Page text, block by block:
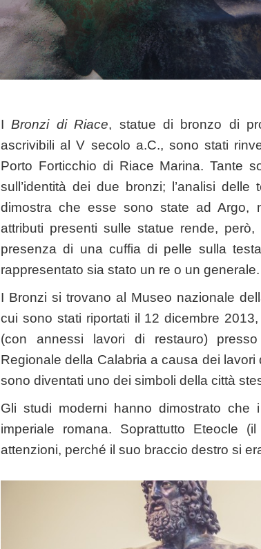
IBronzi di Riace, statue di bronzo di
ascrivibili al V secolo a.C., sono stati
Porto Forticchio di Riace Marina. Tante
sull’identità dei due bronzi; l’analisi
dimostra che esse sono state ad Argo,
attributi presenti sulle statue rende,
presenza di una cuffia di pelle sulla
rappresentato sia stato un re o un generale.
I Bronzi si trovano al Museo nazionale
cui sono stati riportati il 12 dicembre
(con annessi lavori di restauro)
Regionale della Calabria a causa dei
sono diventati uno dei simboli della città
Gli studi moderni hanno dimostrato
imperiale romana. Soprattutto Eteocle
attenzioni, perché il suo braccio destro si